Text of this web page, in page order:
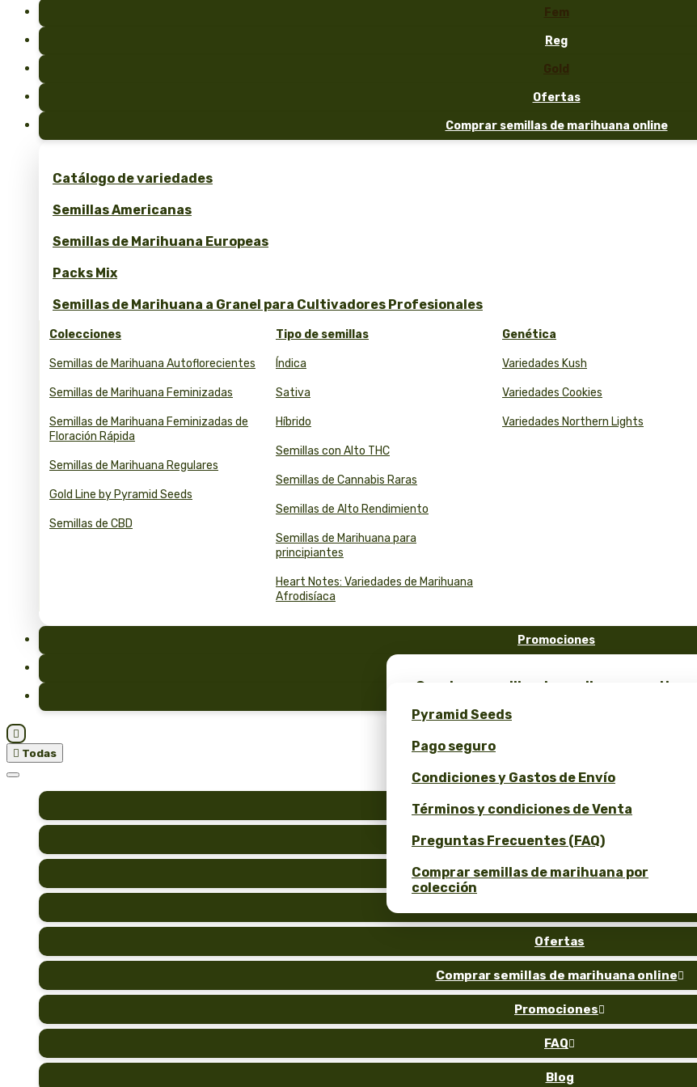
Fem
Reg
Gold
Ofertas
Comprar semillas de marihuana online
Catálogo de variedades
Semillas Americanas
Semillas de Marihuana Europeas
Packs Mix
Semillas de Marihuana a Granel para Cultivadores Profesionales
Colecciones
Semillas de Marihuana Autoflorecientes
Semillas de Marihuana Feminizadas
Semillas de Marihuana Feminizadas de
Floración Rápida
Semillas de Marihuana Regulares
Gold Line by Pyramid Seeds
Semillas de CBD
Tipo de semillas
Índica
Sativa
Híbrido
Semillas con Alto THC
Semillas de Cannabis Raras
Semillas de Alto Rendimiento
Semillas de Marihuana para
principiantes
Heart Notes: Variedades de Marihuana
Afrodisíaca
Genética
Variedades Kush
Variedades Cookies
Variedades Northern Lights
Promociones
¡Consigue semillas de marihuana gratis y
Seeds!
Obtén un 10% de descuento por tu opinión!
Calculadora de Precios de Semillas a Granel
Pyramid Seeds
Pago seguro
Condiciones y Gastos de Envío
Términos y condiciones de Venta
Preguntas Frecuentes (FAQ)
Comprar semillas de marihuana por
colección

 Todas
Auto
Fem
Reg
Ofertas
Comprar semillas de marihuana online 
Promociones 
FAQ 
Blog